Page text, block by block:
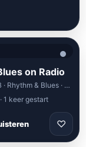
on Radio
Blues · R&B · Rhythm & Blues · Soul
· 1 keer gestart
♡